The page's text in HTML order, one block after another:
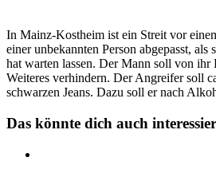
In Mainz-Kostheim ist ein Streit vor
einer unbekannten Person abgepasst,
hat warten lassen. Der Mann soll von ihr
Weiteres verhindern. Der Angreifer soll
schwarzen Jeans. Dazu soll er nach
Das könnte dich auch